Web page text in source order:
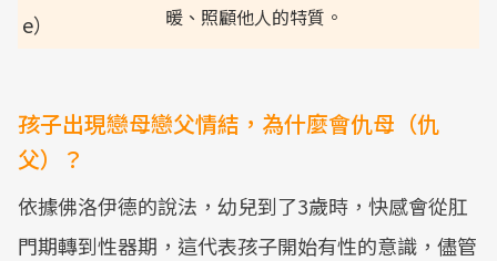
e）
暖、照顧他人的特質。
孩子出現戀母戀父情結，為什麼會仇母（仇
父）？
依據佛洛伊德的說法，幼兒到了3歲時，快感會從肛
門期轉到性器期，這代表孩子開始有性的意識，儘管